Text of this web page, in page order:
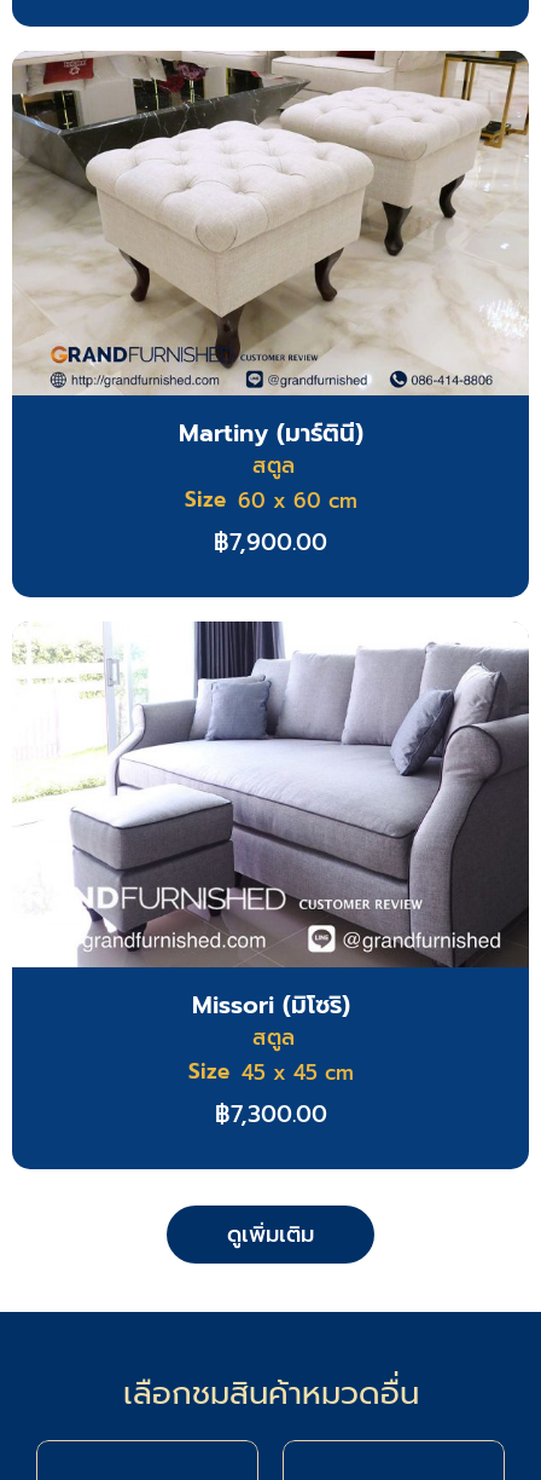
Martiny (มาร์ตินี)
สตูล
Size 60 x 60 cm
฿7,900.00
Missori (มิโซริ)
สตูล
Size 45 x 45 cm
฿7,300.00
ดูเพิ่มเติม
เลือกชมสินค้าหมวดอื่น